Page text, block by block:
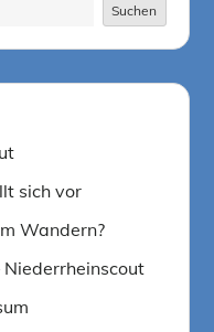
Suchen
sich vor
Wandern?